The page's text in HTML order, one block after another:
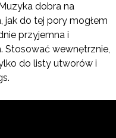
dobra na
jak do tej pory mogłem
przyjemna i
Stosować wewnętrznie,
do listy utworów i